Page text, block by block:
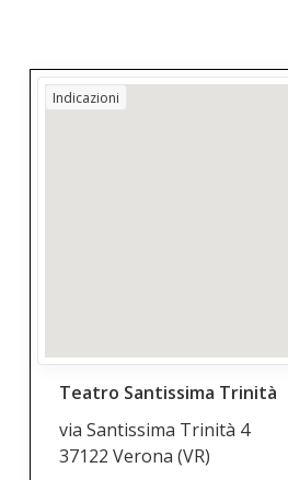
Indicazioni
Teatro Santissima Trinità
via Santissima Trinità 4
37122 Verona(VR)